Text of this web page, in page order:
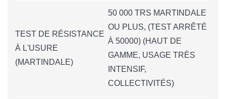
TEST DE RÉSISTANCE
À L'USURE
(MARTINDALE)
50 000 TRS MARTINDALE
OU PLUS, (TEST ARRÊTÉ
À 50000) (HAUT DE
GAMME, USAGE TRÈS
INTENSIF,
COLLECTIVITÉS)